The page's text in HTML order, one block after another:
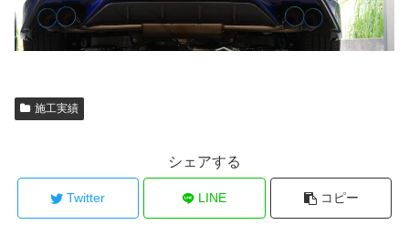
施工実績
シェアする
Twitter LINE コピー